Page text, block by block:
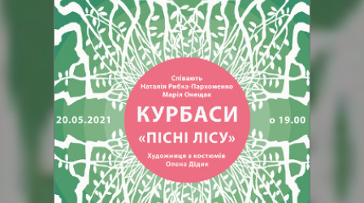
ПУБЛІКАЦІЇ
ДОВІДКА